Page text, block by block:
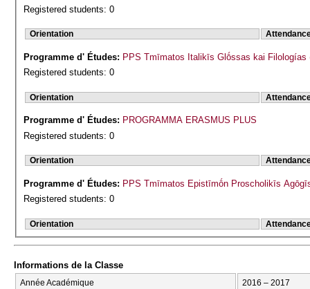
Registered students: 0
Orientation
Programme d' Études: PPS Tmīmatos Italikīs Glṓssas kai Filologías
Registered students: 0
Orientation
Programme d' Études: PROGRAMMA ERASMUS PLUS
Registered students: 0
Orientation
Programme d' Études: PPS Tmīmatos Epistīmṓn Proscholikīs
Registered students: 0
Orientation
Informations de la Classe
Année Académique 2016 – 2017